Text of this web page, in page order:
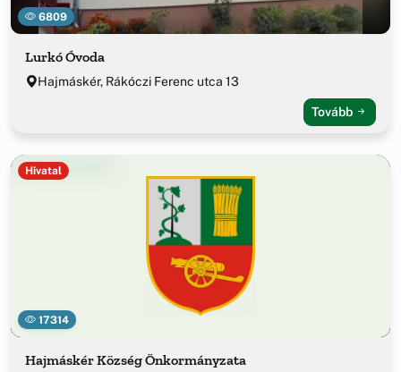
6809
Lurkó Óvoda
Hajmáskér, Rákóczi Ferenc utca 13
Tovább
17314
Hivatal
Hajmáskér Község Önkormányzata